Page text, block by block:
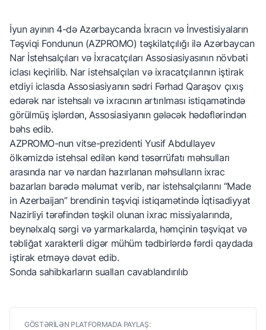
İyun ayının 4-də Azərbaycanda İxracın və İnvestisiyaların
Təşviqi Fondunun (AZPROMO) təşkilatçılığı ilə Azərbaycan
Nar İstehsalçıları və İxracatçıları Assosiasiyasının növbəti
iclası keçirilib. Nar istehsalçıları və ixracatçılarının iştirak
etdiyi iclasda Assosiasiyanın sədri Fərhad Qaraşov çıxış
edərək nar istehsalı və ixracının artırılması istiqamətində
görülmüş işlərdən, Assosiasiyanın gələcək hədəflərindən
bəhs edib.
AZPROMO-nun vitse-prezidenti Yusif Abdullayev
ölkəmizdə istehsal edilən kənd təsərrüfatı məhsulları
arasında nar və nardan hazırlanan məhsulların ixrac
bazarları barədə məlumat verib, nar istehsalçılarını “Made
in Azerbaijan” brendinin təşviqi istiqamətində İqtisadiyyat
Nazirliyi tərəfindən təşkil olunan ixrac missiyalarında,
beynəlxalq sərgi və yarmarkalarda, həmçinin təşviqat və
təbliğat xarakterli digər mühüm tədbirlərdə fərdi qaydada
iştirak etməyə dəvət edib.
Sonda sahibkarların sualları cavablandırılıb
GÖSTƏRİLƏN PLATFORMADA PAYLAŞ: